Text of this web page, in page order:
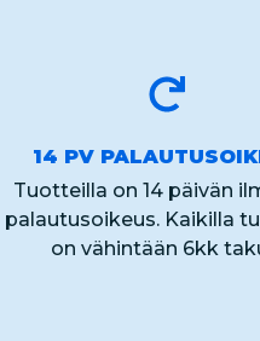
14 PV
Tuotteilla on 14 päivän
palautusoikeus. Kaikilla
on vähintään 6kk